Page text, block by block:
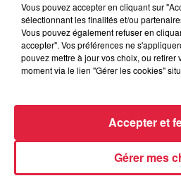
Au zoo de
avec les
À découvrir
Vous pouvez accepter en cliquant sur
sélectionnant les finalités et/ou
Vous pouvez également refuser en
accepter". Vos préférences ne
pouvez mettre à jour vos choix, ou retirer
moment via le lien "Gérer les cookies"
Gérer mes
Accepter et